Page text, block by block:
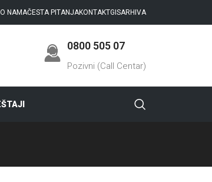
O NAMAČESTA PITANJAKONTAKTGISARHIVA
0800 505 07
Pozivni (Call Centar)